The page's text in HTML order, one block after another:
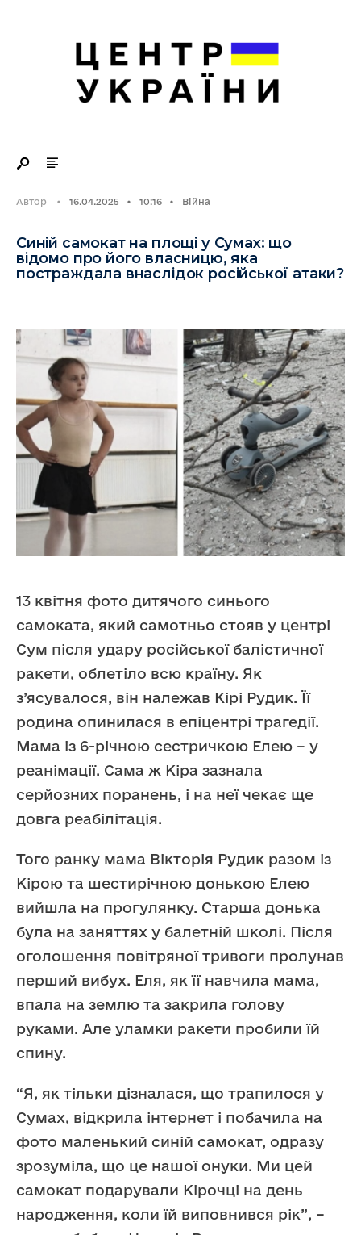
Автор • 16.04.2025 • 10:16 • Війна
Синій самокат на площі у Сумах: що
відомо про його власницю, яка
постраждала внаслідок російської атаки?
13 квітня фото дитячого синього
самоката, який самотньо стояв у центрі
Сум після удару російської балістичної
ракети, облетіло всю країну. Як
з’ясувалося, він належав Кірі Рудик. Її
родина опинилася в епіцентрі трагедії.
Мама із 6-річною сестричкою Елею – у
реанімації. Сама ж Кіра зазнала
серйозних поранень, і на неї чекає ще
довга реабілітація.
Того ранку мама Вікторія Рудик разом із
Кірою та шестирічною донькою Елею
вийшла на прогулянку. Старша донька
була на заняттях у балетній школі. Після
оголошення повітряної тривоги пролунав
перший вибух. Еля, як її навчила мама,
впала на землю та закрила голову
руками. Але уламки ракети пробили їй
спину.
“Я, як тільки дізналася, що трапилося у
Сумах, відкрила інтернет і побачила на
фото маленький синій самокат, одразу
зрозуміла, що це нашої онуки. Ми цей
самокат подарували Кірочці на день
народження, коли їй виповнився рік”, –